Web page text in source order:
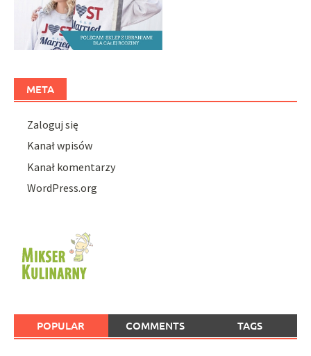
META
Zaloguj się
Kanał wpisów
Kanał komentarzy
WordPress.org
POPULAR COMMENTS TAGS